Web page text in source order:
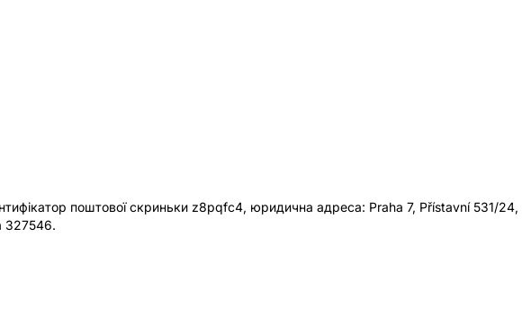
поштової скриньки z8pqfc4, юридична адреса: Praha 7, Přístavní 531/24,
327546.